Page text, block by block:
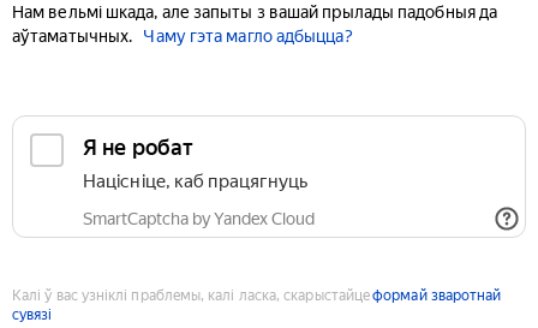
Нам вельмі шкада, але запыты з вашай прылады падобныя да
аўтаматычных.
Чаму гэта магло адбыцца?
Я не робат
Націсніце, каб працягнуць
SmartCaptcha by Yandex Cloud
Калі ў вас узніклі праблемы, калі ласка, скарыстайцеформай зваротнай
сувязі